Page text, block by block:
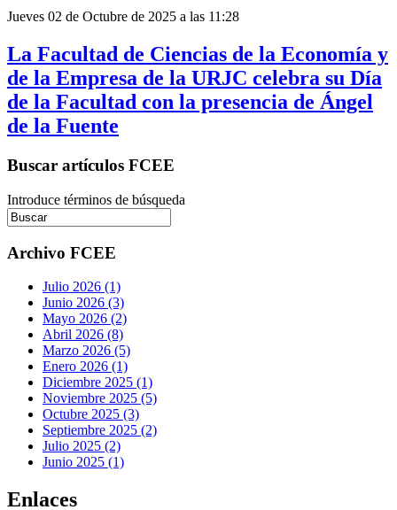
Jueves 02 de Octubre de 2025 a las 11:28
La Facultad de Ciencias de la Economía y
de la Empresa de la URJC celebra su Día
de la Facultad con la presencia de Ángel
de la Fuente
Buscar artículos FCEE
Introduce términos de búsqueda
Archivo FCEE
Julio 2026 (1)
Junio 2026 (3)
Mayo 2026 (2)
Abril 2026 (8)
Marzo 2026 (5)
Enero 2026 (1)
Diciembre 2025 (1)
Noviembre 2025 (5)
Octubre 2025 (3)
Septiembre 2025 (2)
Julio 2025 (2)
Junio 2025 (1)
Enlaces